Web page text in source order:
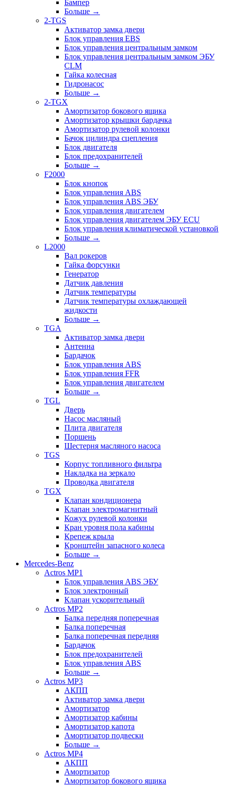
Бампер
Больше →
2-TGS
Активатор замка двери
Блок управления EBS
Блок управления центральным замком
Блок управления центральным замком ЭБУ
CLM
Гайка колесная
Гидронасос
Больше →
2-TGX
Амортизатор бокового ящика
Амортизатор крышки бардачка
Амортизатор рулевой колонки
Бачок цилиндра сцепления
Блок двигателя
Блок предохранителей
Больше →
F2000
Блок кнопок
Блок управления ABS
Блок управления ABS ЭБУ
Блок управления двигателем
Блок управления двигателем ЭБУ ECU
Блок управления климатической установкой
Больше →
L2000
Вал рокеров
Гайка форсунки
Генератор
Датчик давления
Датчик температуры
Датчик температуры охлаждающей
жидкости
Больше →
TGA
Активатор замка двери
Антенна
Бардачок
Блок управления ABS
Блок управления FFR
Блок управления двигателем
Больше →
TGL
Дверь
Насос масляный
Плита двигателя
Поршень
Шестерня масляного насоса
TGS
Корпус топливного фильтра
Накладка на зеркало
Проводка двигателя
TGX
Клапан кондиционера
Клапан электромагнитный
Кожух рулевой колонки
Кран уровня пола кабины
Крепеж крыла
Кронштейн запасного колеса
Больше →
Mercedes-Benz
Actros MP1
Блок управления ABS ЭБУ
Блок электронный
Клапан ускорительный
Actros MP2
Балка передняя поперечная
Балка поперечная
Балка поперечная передняя
Бардачок
Блок предохранителей
Блок управления ABS
Больше →
Actros MP3
АКПП
Активатор замка двери
Амортизатор
Амортизатор кабины
Амортизатор капота
Амортизатор подвески
Больше →
Actros MP4
АКПП
Амортизатор
Амортизатор бокового ящика